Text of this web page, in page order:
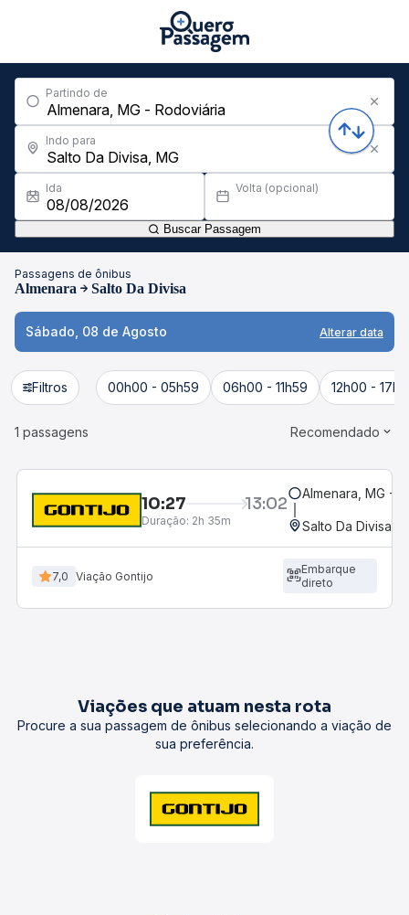
Partindo de
Indo para
Ida Volta (opcional)
Buscar Passagem
Passagens de ônibus
Almenara Salto Da Divisa
Sábado, 08 de Agosto Alterar data
Filtros 00h00 - 05h59 06h00 - 11h59 12h00 -
1 passagens Recomendado
10:27 13:02
Duração: 2h 35m
Almenara, MG -
Salto Da Divisa,
7,0 Viação Gontijo
Embarque
direto
Viações que atuam nesta rota
Procure a sua passagem de ônibus selecionando a viação de
sua preferência.